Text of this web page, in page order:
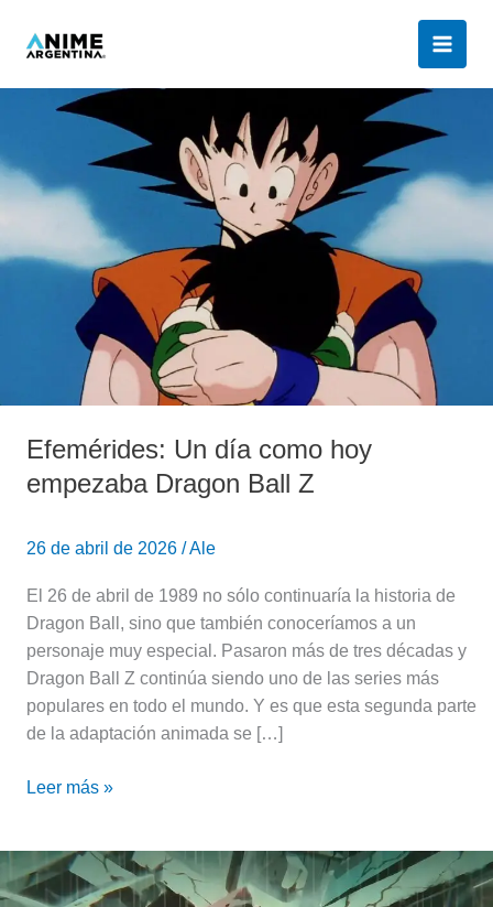
Efemérides: Un día como hoy
empezaba Dragon Ball Z
26 de abril de 2026 /Ale
El 26 de abril de 1989 no sólo continuaría la historia de
Dragon Ball, sino que también conoceríamos a un
personaje muy especial. Pasaron más de tres décadas y
Dragon Ball Z continúa siendo uno de las series más
populares en todo el mundo. Y es que esta segunda parte
de la adaptación animada se […]
Efemérides:
como
empezaba
Dragon
Leer más »
Efeméride:
Un